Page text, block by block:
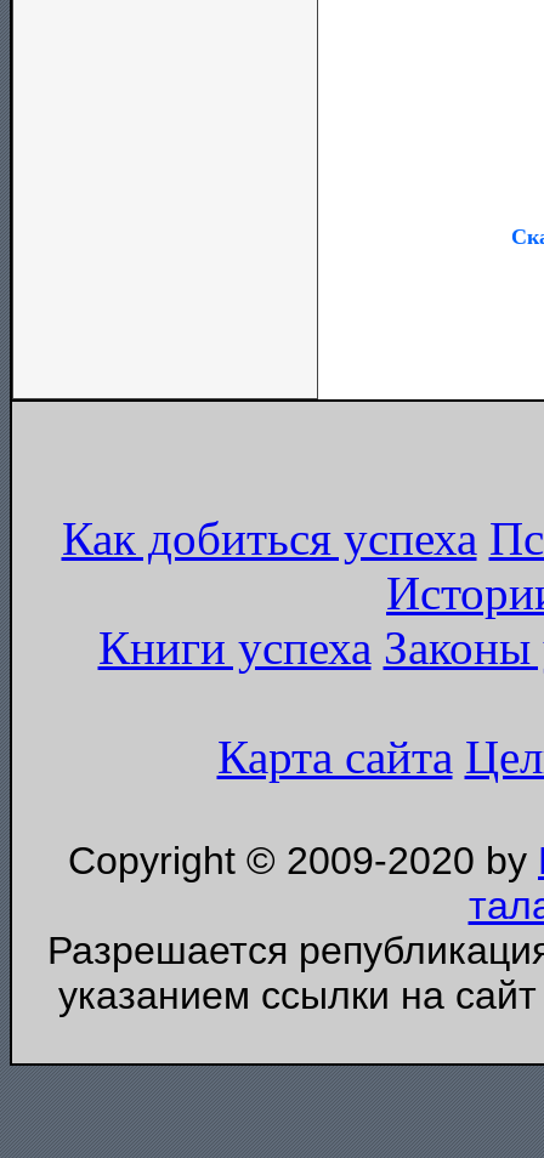
Как добиться успеха
Книги успеха Законы
Карта сайта
Copyright © 2009-2020 by
Разрешается
указанием ссылки на сайт